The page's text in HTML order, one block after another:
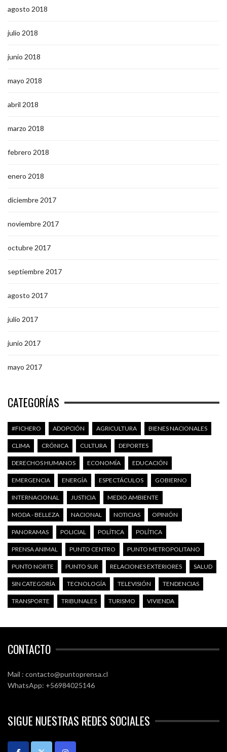
agosto 2018
julio 2018
junio 2018
mayo 2018
abril 2018
marzo 2018
febrero 2018
enero 2018
diciembre 2017
noviembre 2017
octubre 2017
septiembre 2017
agosto 2017
julio 2017
junio 2017
mayo 2017
CATEGORÍAS
#FICHERO ADOPCIÓN AGRICULTURA BIENES NACIONALES
CLIMA CRÓNICA CULTURA DEPORTES
DERECHOS HUMANOS ECONOMÍA EDUCACIÓN
EMERGENCIA ENERGÍA ESPECTÁCULOS GOBIERNO
INTERNACIONAL JUSTICIA MEDIO AMBIENTE
MODA - BELLEZA NACIONAL NOTICIAS OPINIÓN
PANORAMAS POLICIAL POLÍTICA POLÍTICA
PRENSA ANIMAL PUNTO CENTRO PUNTO METROPOLITANO
PUNTO NORTE PUNTO SUR RELACIONES EXTERIORES SALUD
SIN CATEGORÍA TECNOLOGÍA TELEVISIÓN TENDENCIAS
TRANSPORTE TRIBUNALES TURISMO VIVIENDA
CONTACTO
Mail : contacto@puntoprensa.cl
WhatsApp: +56984025146
SIGUE NUESTRAS REDES SOCIALES